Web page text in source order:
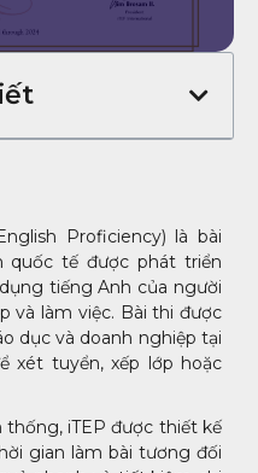
Proficiency) là bài
quốc tế được phát triển
tiếng Anh của người
và làm việc. Bài thi được
dục và doanh nghiệp tại
xét tuyển, xếp lớp hoặc
iTEP được thiết kế
gian làm bài tương đối